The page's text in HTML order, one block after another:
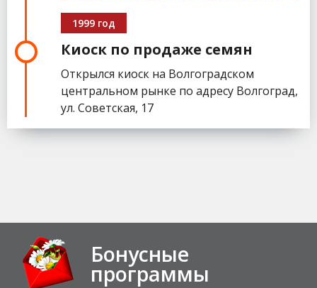
1999 год
Киоск по продаже семян
Открылся киоск на Волгоградском
центральном рынке по адресу Волгоград,
ул. Советская, 17
Бонусные
программы